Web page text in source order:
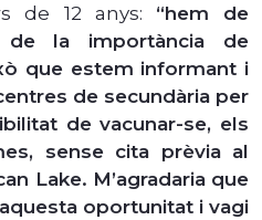
de 12 anys: “hem de
de la importància de
que estem informant i
de secundària per
de vacunar-se, els
sense cita prèvia al
Lake. M’agradaria que
oportunitat i vagi